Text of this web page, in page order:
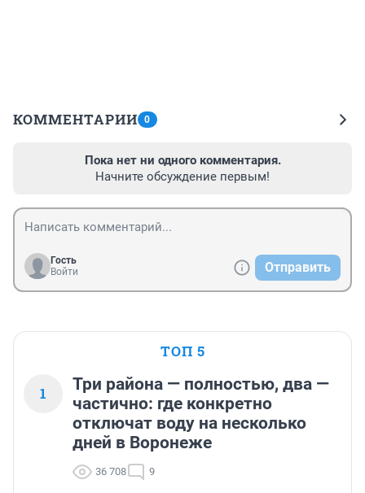
КОММЕНТАРИИ 0
Пока нет ни одного комментария.
Начните обсуждение первым!
Гость
Войти
Отправить
ТОП 5
1
Три района — полностью, два —
частично: где конкретно
отключат воду на несколько
дней в Воронеже
36 708 9